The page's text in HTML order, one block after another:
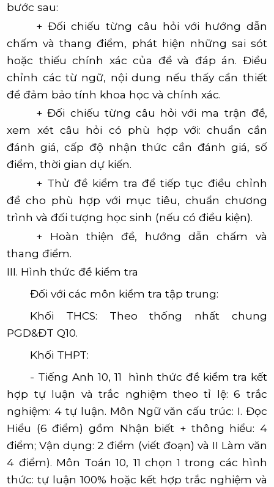
bước sau:
+ Đối chiếu từng câu hỏi với hướng dẫn
chấm và thang điểm, phát hiện những sai sót
hoặc thiếu chính xác của đề và đáp án. Điều
chỉnh các từ ngữ, nội dung nếu thấy cần thiết
để đảm bảo tính khoa học và chính xác.
+ Đối chiếu từng câu hỏi với ma trận đề,
xem xét câu hỏi có phù hợp với: chuẩn cần
đánh giá, cấp độ nhận thức cần đánh giá, số
điểm, thời gian dự kiến.
+ Thử đề kiểm tra để tiếp tục điều chỉnh
đề cho phù hợp với mục tiêu, chuẩn chương
trình và đối tượng học sinh (nếu có điều kiện).
+ Hoàn thiện đề, hướng dẫn chấm và
thang điểm.
III. Hình thức đề kiểm tra
Đối với các môn kiểm tra tập trung:
Khối THCS: Theo thống nhất chung
PGD&ĐT Q10.
Khối THPT:
- Tiếng Anh 10, 11 hình thức đề kiểm tra kết
hợp tự luận và trắc nghiệm theo tỉ lệ: 6 trắc
nghiệm: 4 tự luận. Môn Ngữ văn cấu trúc: I. Đọc
Hiểu (6 điểm) gồm Nhận biết + thông hiểu: 4
điểm; Vận dụng: 2 điểm (viết đoạn) và II Làm văn
4 điểm). Môn Toán 10, 11 chọn 1 trong các hình
thức: tự luận 100% hoặc kết hợp trắc nghiệm và